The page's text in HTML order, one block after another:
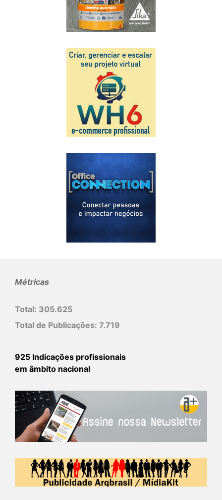
Métricas
Total: 305.625
Total de Publicações: 7.719
925 Indicações profissionais
em âmbito nacional